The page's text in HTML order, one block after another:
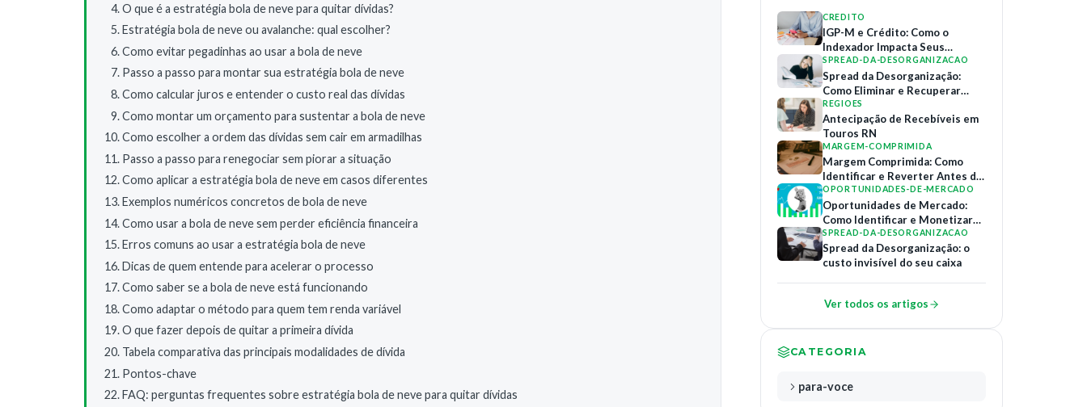
O que é a estratégia bola de neve para quitar dívidas?
Estratégia bola de neve ou avalanche: qual escolher?
Como evitar pegadinhas ao usar a bola de neve
Passo a passo para montar sua estratégia bola de neve
Como calcular juros e entender o custo real das dívidas
Como montar um orçamento para sustentar a bola de neve
Como escolher a ordem das dívidas sem cair em armadilhas
Passo a passo para renegociar sem piorar a situação
Como aplicar a estratégia bola de neve em casos diferentes
Exemplos numéricos concretos de bola de neve
Como usar a bola de neve sem perder eficiência financeira
Erros comuns ao usar a estratégia bola de neve
Dicas de quem entende para acelerar o processo
Como saber se a bola de neve está funcionando
Como adaptar o método para quem tem renda variável
O que fazer depois de quitar a primeira dívida
Tabela comparativa das principais modalidades de dívida
Pontos-chave
FAQ: perguntas frequentes sobre estratégia bola de neve para quitar dívidas
CREDITO
IGP-M e Crédito: Como o
Indexador Impacta Seus
Contratos de Financiamento
SPREAD-DA-DESORGANIZACAO
Spread da Desorganização:
Como Eliminar e Recuperar
Margem
REGIOES
Antecipação de Recebíveis em
Touros RN
MARGEM-COMPRIMIDA
Margem Comprimida: Como
Identificar e Reverter Antes do
Colapso
OPORTUNIDADES-DE-MERCADO
Oportunidades de Mercado:
Como Identificar e Monetizar
Relações B2B
SPREAD-DA-DESORGANIZACAO
Spread da Desorganização: o
custo invisível do seu caixa
Ver todos os artigos
CATEGORIA
para-voce